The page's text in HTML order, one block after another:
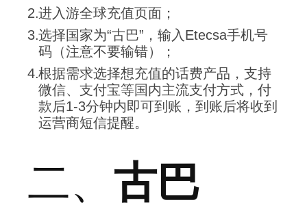
进入游全球充值页面；
选择国家为“古巴”，输入Etecsa手机号
码（注意不要输错）；
根据需求选择想充值的话费产品，支持
微信、支付宝等国内主流支付方式，付
款后1-3分钟内即可到账，到账后将收到
运营商短信提醒。
二、 古巴